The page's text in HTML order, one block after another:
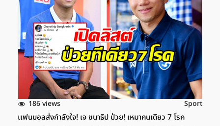
186 views Sport
เเฟนบอลส่งกำลังใจ! เจ ชนาธิป ป่วย! เหมาคนเดียว 7 โรค